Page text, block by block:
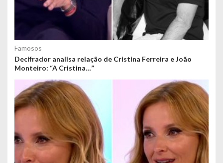
Famosos
Decifrador analisa relação de Cristina Ferreira e João
Monteiro: “A Cristina…”